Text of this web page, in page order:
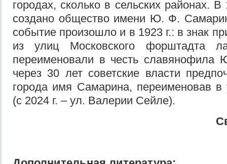
городах, сколько в сельских районах.
создано общество имени Ю. Ф.
событие произошло и в 1923 г.: в знак
из улиц Московского форштадта
переименовали в честь
через 30 лет советские власти
города имя Самарина, переименовав
(с 2024 г. – ул. Валерии Сейле).